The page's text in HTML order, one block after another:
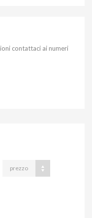
contattaci ai numeri
prezzo